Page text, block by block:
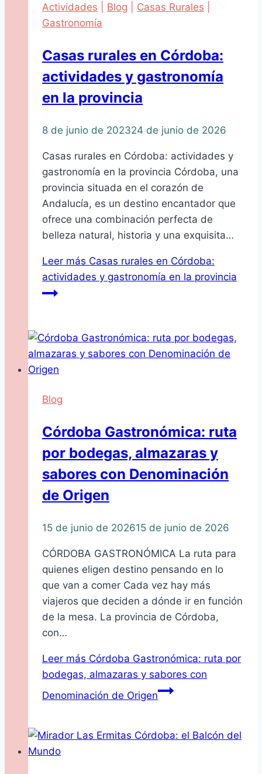
Actividades Blog Casas Rurales
Gastronomía
Casas rurales en Córdoba:
actividades y gastronomía
en la provincia
8 de junio de 202324 de junio de 2026
Casas rurales en Córdoba: actividades y
gastronomía en la provincia Córdoba, una
provincia situada en el corazón de
Andalucía, es un destino encantador que
ofrece una combinación perfecta de
belleza natural, historia y una exquisita…
Leer más Casas rurales en Córdoba:
actividades y gastronomía en la provincia
Blog
Córdoba Gastronómica: ruta
por bodegas, almazaras y
sabores con Denominación
de Origen
15 de junio de 202615 de junio de 2026
CÓRDOBA GASTRONÓMICA La ruta para
quienes eligen destino pensando en lo
que van a comer Cada vez hay más
viajeros que deciden a dónde ir en función
de la mesa. La provincia de Córdoba,
con…
Leer más Córdoba Gastronómica: ruta por
bodegas, almazaras y sabores con
Denominación de Origen